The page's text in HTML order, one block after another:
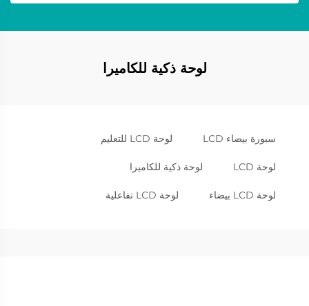
لوحة ذكية للكاميرا
سبورة بيضاء LCD لوحة LCD للتعليم
لوحة LCD لوحة ذكية للكاميرا
لوحة LCD بيضاء لوحة LCD تفاعلية